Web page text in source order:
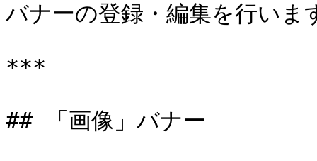
バナーの登録・編集を行いま
***
## 「画像」バナー